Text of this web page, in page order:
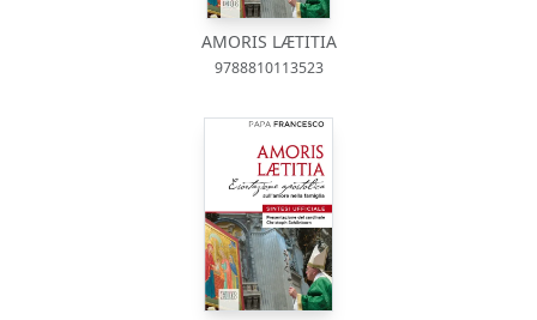
AMORIS LÆTITIA
9788810113523